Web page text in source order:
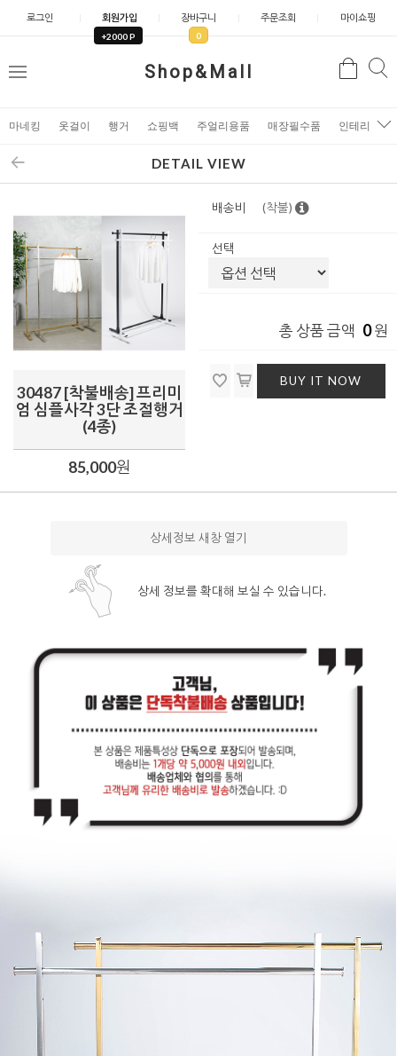
로그인 회원가입
+2000 P
장바구니
0
주문조회 마이쇼핑
Shop&Mall
메
검
마네킹 옷걸이 행거 쇼핑백 주얼리용품 매장필수품 인테리어소
DETAIL VIEW
30487 [착불배송] 프리미
엄 심플사각 3단 조절행거
(4종)
85,000원
배송비 (착불)
선택
총 상품 금액 0원
BUY IT NOW
상세정보 새창 열기
상세 정보를 확대해 보실 수 있습니다.